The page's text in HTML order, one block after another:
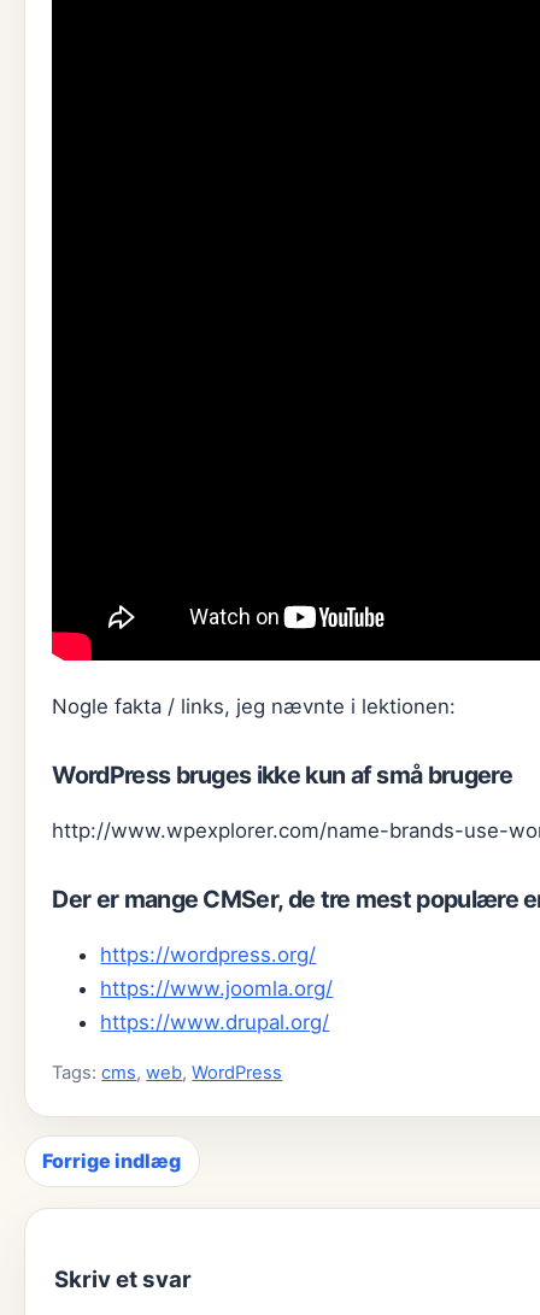
Nogle fakta / links, jeg nævnte i lektionen:
WordPress bruges ikke kun af små brugere
http://www.wpexplorer.com/name-brands-use-
Der er mange CMSer, de tre mest populære
https://wordpress.org/
https://www.joomla.org/
https://www.drupal.org/
Tags:cms,web,WordPress
Indlægsnavigation
Forrige indlæg
Skriv et svar